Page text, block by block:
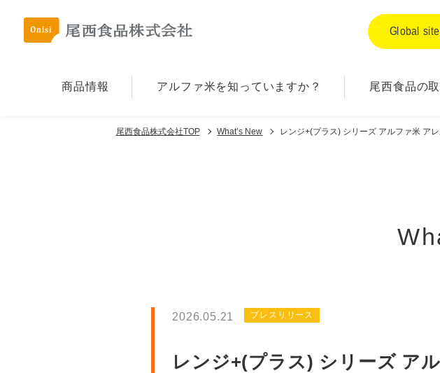
Global
商品情報 アルファ⽶を知っていますか？ 尾西食品の
尾西食品株式会社TOP What’s New レンジ+(プラス) シリーズ アルファ米 ア
2026.05.21 プレスリリース
レンジ+(プラス) シリーズ ア